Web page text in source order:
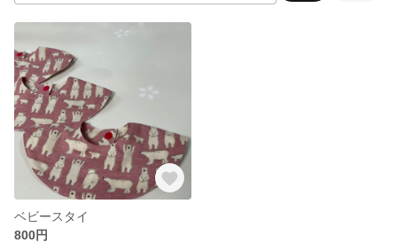
ベビースタイ
800円